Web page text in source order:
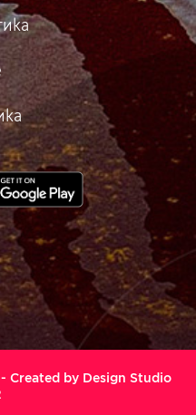
Created by Design Studio